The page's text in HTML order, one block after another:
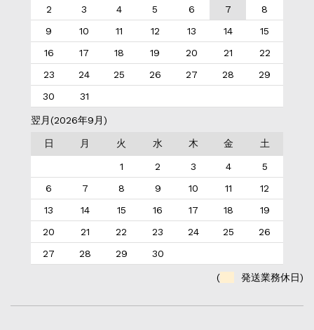
2
3 4 5 6 7
8
9
10 11 12 13 14
15
16
17 18 19 20 21
22
23
24 25 26 27 28
29
30
31
翌月(2026年9月)
日 月 火 水 木 金 土
1 2 3 4
5
6
7 8 9 10 11
12
13
14 15 16 17 18
19
20
21 22 23 24 25
26
27
28 29 30
( 発送業務休日)